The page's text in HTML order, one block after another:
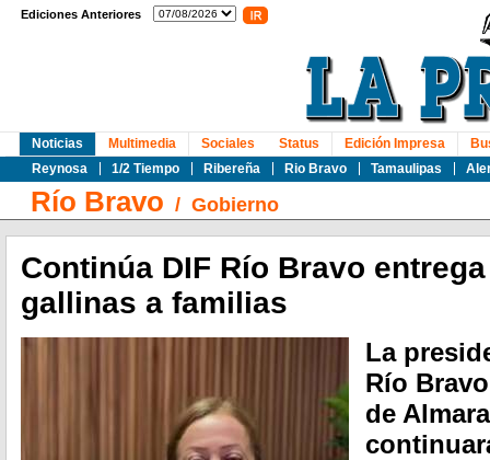
Ediciones Anteriores
Noticias
Reynosa
1/2 Tiempo Ribereña Rio Bravo Tamaulipas
Multimedia Sociales Status Edición Impresa
Río Bravo / Gobierno
Continúa DIF Río Bravo
gallinas a familias
La
Río
de